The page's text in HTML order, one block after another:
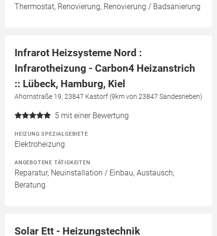
Thermostat, Renovierung, Renovierung / Badsanierung
Infrarot Heizsysteme Nord :
Infrarotheizung - Carbon4 Heizanstrich
:: Lübeck, Hamburg, Kiel
Ahornstraße 19, 23847 Kastorf (9km von 23847 Sandesneben)
5 mit einer Bewertung
HEIZUNG SPEZIALGEBIETE
Elektroheizung
ANGEBOTENE TÄTIGKEITEN
Reparatur, Neuinstallation / Einbau, Austausch,
Beratung
Solar Ett - Heizungstechnik